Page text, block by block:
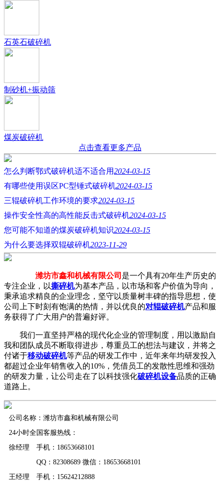
石英石破碎机
制砂机+振动筛
煤炭破碎机
点击查看更多产品
怎么判断鄂式破碎机适不适合用2024-03-15
有哪些使用误区PC型锤式破碎机2024-03-15
三辊破碎机工作环境的要求2024-03-15
操作安全性高的高性能反击式破碎机2024-03-15
您可能不知道的煤炭破碎机知识2024-03-15
为什么要选择双辊破碎机2023-11-29
潍坊市鑫和机械有限公司 是一个具有20年生产历史的
专注企业，以撕碎机为基本产品，以市场和客户价值为导向，
秉承追求精良的企业理念，坚守以质量树丰碑的指导思想，使
公司上下时刻有饱满的热情，并以优良的对辊破碎机产品和服
务获得了广大用户的普遍好评。
我们一直坚持严格的现代化企业的管理制度，用以激励自
我和团队成员不断取得进步，尊重员工的想法与建议，并将之
付诸于移动破碎机等产品的研发工作中，近年来年均研发投入
都超过企业年销售收入的10%，凭借员工的发散性思维和强劲
的研发力量，让公司走在了以科技强化破碎机设备品质的正确
道路上。
公司名称：潍坊市鑫和机械有限公司
24小时全国客服热线：
徐经理 手机：18653668101
QQ：82308689 微信：18653668101
王经理 手机：15624212888